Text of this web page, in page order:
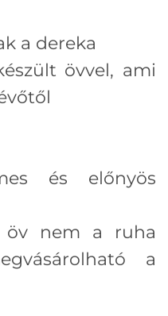
a dereka
övvel, ami
és előnyös
öv nem a ruha
a